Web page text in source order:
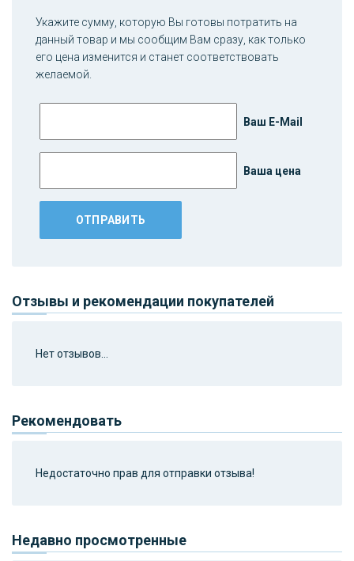
Укажите сумму, которую Вы готовы потратить на
данный товар и мы сообщим Вам сразу, как только
его цена изменится и станет соответствовать
желаемой.
Ваш E-Mail
Ваша цена
Отзывы и рекомендации покупателей
Нет отзывов...
Рекомендовать
Недостаточно прав для отправки отзыва!
Недавно просмотренные